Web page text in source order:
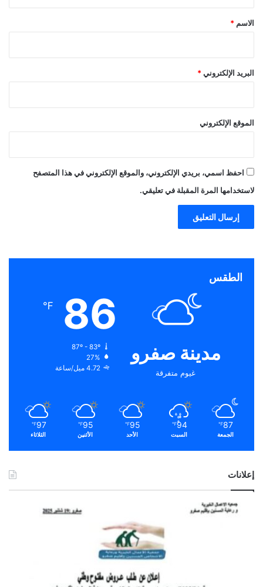
*
الاسم *
البريد الإلكتروني *
الموقع الإلكتروني
احفظ اسمي، بريدي الإلكتروني، والموقع الإلكتروني في هذا المتصفح
لاستخدامها المرة المقبلة في تعليقي.
الطقس
مدينة صفرو
غيوم متفرقة
86
℉
87º - 83º
27%
4.72 ميل/ساعة
87
℉
الجمعة
94
℉
السبت
95
℉
الأحد
95
℉
الأثنين
97
℉
الثلاثاء
إعلانات